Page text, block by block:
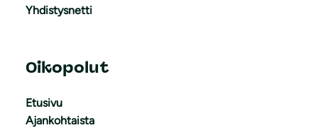
Yhdistysnetti
Oikopolut
Etusivu
Ajankohtaista